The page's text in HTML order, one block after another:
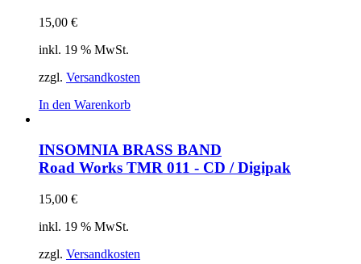
15,00 €
inkl. 19 % MwSt.
zzgl. Versandkosten
In den Warenkorb
INSOMNIA BRASS BAND
Road Works TMR 011 - CD / Digipak
15,00 €
inkl. 19 % MwSt.
zzgl. Versandkosten